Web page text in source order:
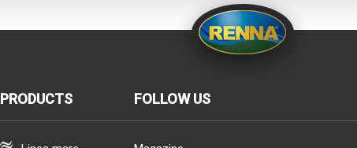
PRODUCTS FOLLOW US